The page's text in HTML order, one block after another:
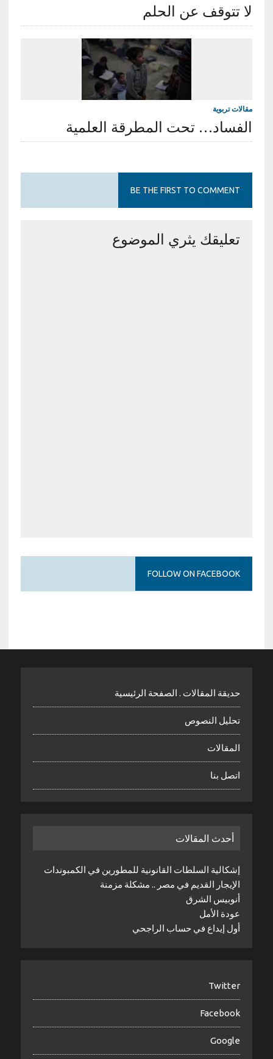
لا تتوقف عن الحلم
مقالات تربوية
الفساد… تحت المطرقة العلمية
BE THE FIRST TO COMMENT
تعليقك يثري الموضوع
FOLLOW ON FACEBOOK
حديقة المقالات . الصفحة الرئيسية
تحليل النصوص
المقالات
اتصل بنا
أحدث المقالات
إشكالية السلطات القانونية للمطورين في الكمبوندات
الإيجار القديم في مصر .. مشكلة مزمنة
أنوبيس الشرق
عودة الأمل
أول إيداع في حساب الراجحي
Twitter
Facebook
Google